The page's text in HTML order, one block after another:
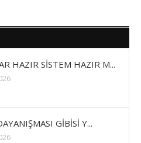
HAZIR SİSTEM HAZIR M...
GİBİSİ Y...